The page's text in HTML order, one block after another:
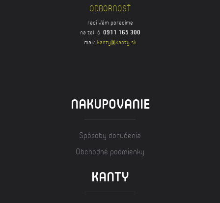
ODBORNOSŤ
radi Vám poradíme
na tel. č. 0911 165 300
mail: kanty@kanty.sk
NAKUPOVANIE
Spôsoby doručenia
Obchodné podmienky
KANTY